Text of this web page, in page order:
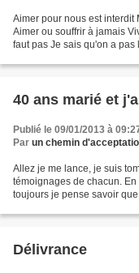
Aimer pour nous est interdit
Aimer ou souffrir à jamais
faut pas Je sais qu'on a pas
40 ans marié et
Publié le 09/01/2013 à
Par un chemin
Allez je me lance, je suis
témoignages de chacun.
toujours je pense savoir
Délivrance